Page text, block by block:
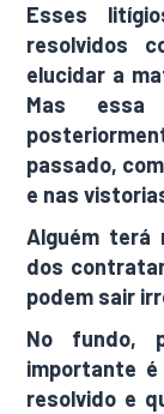
Esses
resolvidos
elucidar a
Mas essa
passado,
e nas
Alguém terá
dos
podem sair
No fundo,
importante é
resolvido e